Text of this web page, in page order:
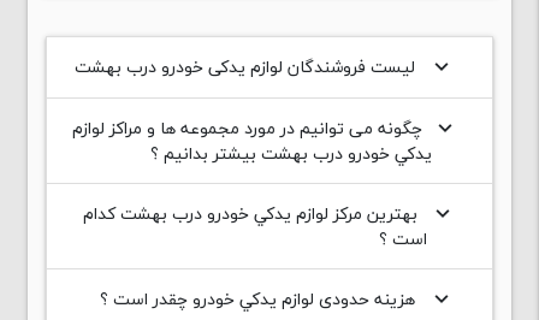
keyboard_arrow_down لیست فروشندگان لوازم یدکی خودرو درب بهشت
keyboard_arrow_down چگونه می توانیم در مورد مجموعه ها و مراکز لوازم
يدکي خودرو درب بهشت بیشتر بدانیم ؟
keyboard_arrow_down
بهترین مرکز لوازم يدکي خودرو درب بهشت کدام
است ؟
keyboard_arrow_down هزینه حدودی لوازم يدکي خودرو چقدر است ؟